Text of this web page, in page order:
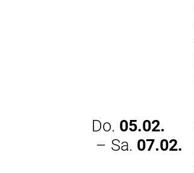
Do. 05.02.
– Sa. 07.02.